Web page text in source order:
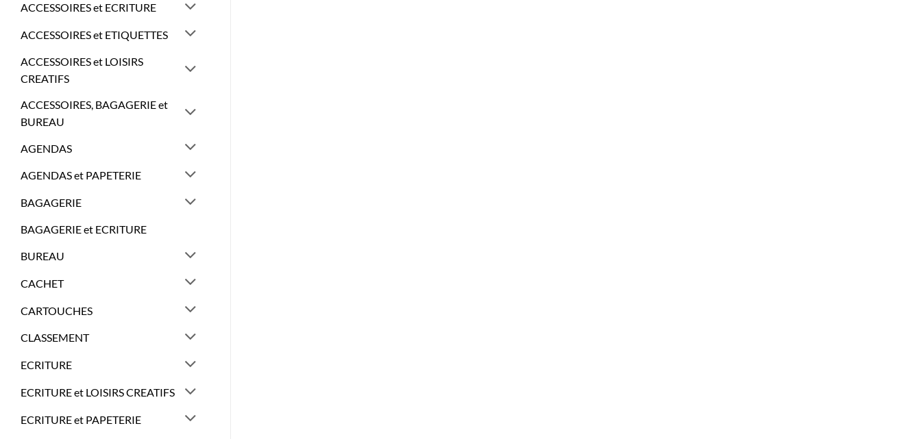
ACCESSOIRES et ECRITURE
ACCESSOIRES et ETIQUETTES
ACCESSOIRES et LOISIRS
CREATIFS
ACCESSOIRES, BAGAGERIE et
BUREAU
AGENDAS
AGENDAS et PAPETERIE
BAGAGERIE
BAGAGERIE et ECRITURE
BUREAU
CACHET
CARTOUCHES
CLASSEMENT
ECRITURE
ECRITURE et LOISIRS CREATIFS
ECRITURE et PAPETERIE